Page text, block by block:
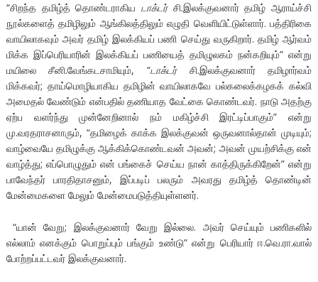
“சிறந்த தமிழ்த் தொண்டராகிய டாக்டர்சி.இலக்குவனார் தமிழ் ஆராய்ச்சி
நூல்களைத் தமிழிலும் ஆங்கிலத்திலும் எழுதி வெளியிட்டுள்ளார். பத்திரிகை
வாயிலாகவும் அவர் தமிழ் இலக்கியப் பணி செய்து வருகிறார். தமிழ் ஆர்வம்
மிக்க இப்பெரியாரின் இலக்கியப் பணியைத் தமிழுலகம் நன்கறியும்” என்று
மயிலை சீனி.வேங்கடசாமியும், “டாக்டர்சி.இலக்குவனார் தமிழார்வம்
மிக்கவர்; தாய்மொழியாகிய தமிழின் வாயிலாகவே பல்கலைக்கழகக் கல்வி
அமைதல் வேண்டும் என்பதில் தணியாத வேட்கை கொண்டவர். நாடு அதற்கு
ஏற்ப வளர்ந்து முன்னேறினால் நம் மகிழ்ச்சி இரட்டிப்பாகும்” என்று
மு.வரதராசனாரும், “தமிழைக் காக்க இலக்குவன் ஒருவனால்தான் முடியும்;
வாழ்வையே தமிழுக்கு ஆக்கிக்கொண்டவன் அவன்; அவன் முயற்சிக்கு என்
வாழ்த்து; எப்பொழுதும் என் பங்கைச் செய்ய நான் காத்திருக்கிறேன்” என்று
பாவேந்தர் பாரதிதாசனும், இப்படிப் பலரும் அவரது தமிழ்த் தொண்டின்
மேன்மைகளை மேலும் மேன்மைபடுத்தியுள்ளனர்.
“யான் வேறு; இலக்குவனார் வேறு இல்லை. அவர் செய்யும் பணிகளில்
எல்லாம் எனக்கும் பொறுப்பும் பங்கும் உண்டு” என்று பெரியார் ஈ.வெ.ரா.வால்
போற்றப்பட்டவர் இலக்குவனார்.